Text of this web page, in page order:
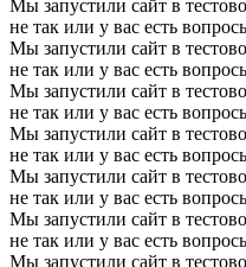
Мы запустили сайт в
не так или у вас есть
Мы запустили сайт в
не так или у вас есть
Мы запустили сайт в
не так или у вас есть
Мы запустили сайт в
не так или у вас есть
Мы запустили сайт в
не так или у вас есть
Мы запустили сайт в
не так или у вас есть
Мы запустили сайт в